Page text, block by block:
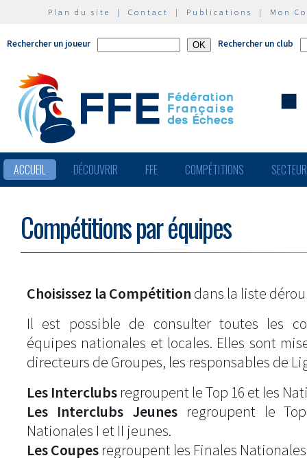
Plan du site | Contact | Publications | Mon
Rechercher un joueur Rechercher un club
ACCUEIL DÉCOUVRIR FFE COMPÉTITIONS
Compétitions par équipes
Choisissez la Compétition dans la liste
Il est possible de consulter toutes les
équipes nationales et locales. Elles sont
directeurs de Groupes, les responsables de
Les Interclubs regroupent le Top 16 et les
Les Interclubs Jeunesregroupent le
Nationales I et II jeunes.
Les Coupes regroupent les Finales